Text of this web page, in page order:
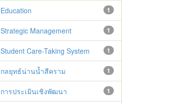
1
Education
1
Strategic Management
1
Student Care-Taking System
1
กลยุทธ์น่านน้ำสีคราม
1
การประเมินเชิงพัฒนา